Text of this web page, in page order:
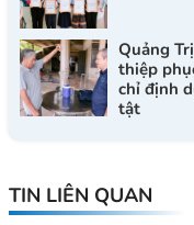
Quảng
thiệp
chỉ định
tật
TIN LIÊN QUAN